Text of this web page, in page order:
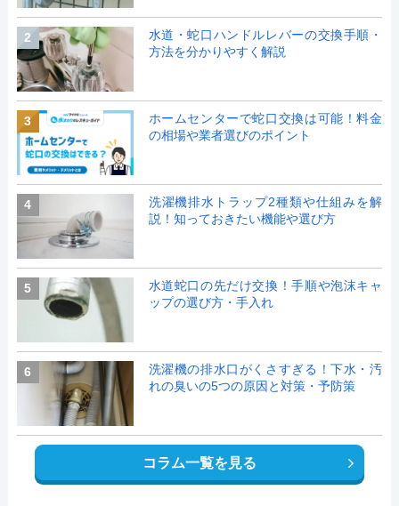
2
水道・蛇口ハンドルレバーの交換手順・
方法を分かりやすく解説
3
ホームセンターで蛇口交換は可能！料金
の相場や業者選びのポイント
4
洗濯機排水トラップ2種類や仕組みを解
説！知っておきたい機能や選び方
5
水道蛇口の先だけ交換！手順や泡沫キャ
ップの選び方・手入れ
6
洗濯機の排水口がくさすぎる！下水・汚
れの臭いの5つの原因と対策・予防策
コラム一覧を見る